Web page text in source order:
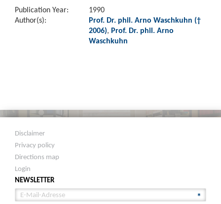
Publication Year:
1990
Author(s):
Prof. Dr. phil. Arno Waschkuhn (†
2006), Prof. Dr. phil. Arno
Waschkuhn
Disclaimer
Privacy policy
Directions map
Login
NEWSLETTER